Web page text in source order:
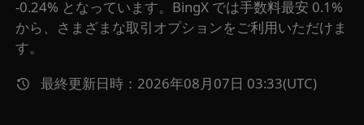
-0.24% となっています。BingX では手数料最安 0.1%
から、さまざまな取引オプションをご利用いただけま
す。
最終更新日時：2026年08月07日 03:33(UTC)